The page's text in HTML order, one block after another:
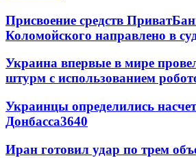
Присвоение средств
Коломойского направлено в
Украина впервые в мире
штурм с использованием
Украинцы определились
Донбасса3640
Иран готовил удар по трем